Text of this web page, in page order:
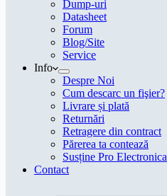
Dump-uri
Datasheet
Forum
Blog/Site
Service
Info
Despre Noi
Cum descarc un fişier?
Livrare și plată
Returnări
Retragere din contract
Părerea ta contează
Susține Pro Electronica
Contact